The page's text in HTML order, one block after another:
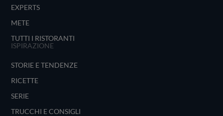
EXPERTS
METE
TUTTI I RISTORANTI
ISPIRAZIONE
STORIE E TENDENZE
RICETTE
SERIE
TRUCCHI E CONSIGLI